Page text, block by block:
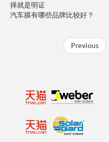
择就是明证
汽车膜有哪些品牌比较好？
Previous